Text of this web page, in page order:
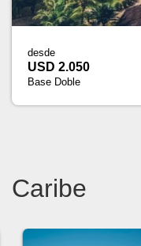
desde
USD 2.050
Base Doble
Caribe